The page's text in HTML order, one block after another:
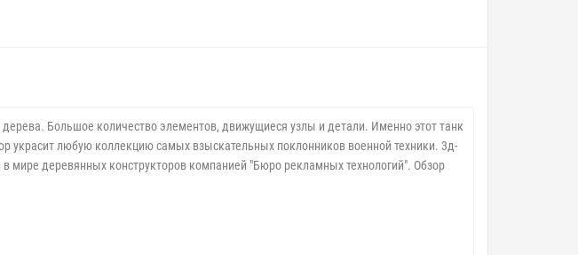
Большое количество элементов, движущиеся узлы и детали. Именно этот танк
любую коллекцию самых взыскательных поклонников военной техники. 3д-
мире деревянных конструкторов компанией "Бюро рекламных технологий". Обзор